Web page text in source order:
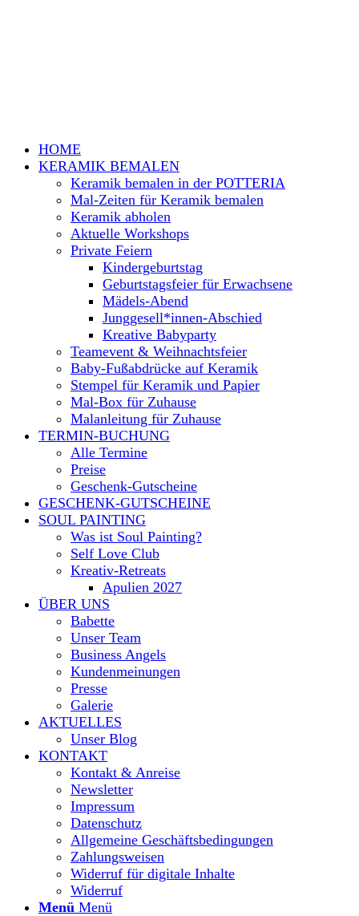
HOME
KERAMIK BEMALEN
Keramik bemalen in der POTTERIA
Mal-Zeiten für Keramik bemalen
Keramik abholen
Aktuelle Workshops
Private Feiern
Kindergeburtstag
Geburtstagsfeier für Erwachsene
Mädels-Abend
Junggesell*innen-Abschied
Kreative Babyparty
Teamevent & Weihnachtsfeier
Baby-Fußabdrücke auf Keramik
Stempel für Keramik und Papier
Mal-Box für Zuhause
Malanleitung für Zuhause
TERMIN-BUCHUNG
Alle Termine
Preise
Geschenk-Gutscheine
GESCHENK-GUTSCHEINE
SOUL PAINTING
Was ist Soul Painting?
Self Love Club
Kreativ-Retreats
Apulien 2027
ÜBER UNS
Babette
Unser Team
Business Angels
Kundenmeinungen
Presse
Galerie
AKTUELLES
Unser Blog
KONTAKT
Kontakt & Anreise
Newsletter
Impressum
Datenschutz
Allgemeine Geschäftsbedingungen
Zahlungsweisen
Widerruf für digitale Inhalte
Widerruf
Menü Menü